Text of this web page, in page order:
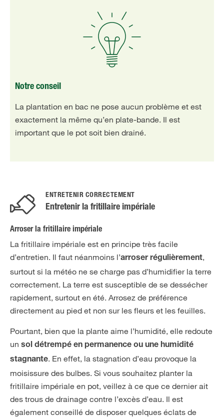
Notre conseil
La plantation en bac ne pose aucun problème et est
exactement la même qu’en plate-bande. Il est
important que le pot soit bien drainé.
ENTRETENIR CORRECTEMENT
Entretenir la fritillaire impériale
Arroser la fritillaire impériale
La fritillaire impériale est en principe très facile
d’entretien. Il faut néanmoins l’arroser régulièrement,
surtout si la météo ne se charge pas d’humidifier la terre
correctement. La terre est susceptible de se dessécher
rapidement, surtout en été. Arrosez de préférence
directement au pied et non sur les fleurs et les feuilles.
Pourtant, bien que la plante aime l’humidité, elle redoute
un sol détrempé en permanence ou une humidité
stagnante. En effet, la stagnation d’eau provoque la
moisissure des bulbes. Si vous souhaitez planter la
fritillaire impériale en pot, veillez à ce que ce dernier ait
des trous de drainage contre l’excès d’eau. Il est
également conseillé de disposer quelques éclats de